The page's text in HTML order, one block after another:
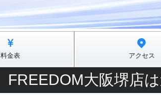
料金表 アクセス
FREEDOM大阪堺店